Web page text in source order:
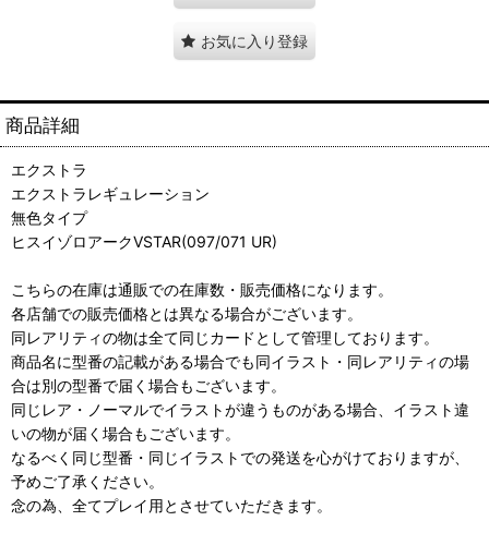
お気に入り登録
商品詳細
エクストラ
エクストラレギュレーション
無色タイプ
ヒスイゾロアークVSTAR(097/071 UR)
こちらの在庫は通販での在庫数・販売価格になります。
各店舗での販売価格とは異なる場合がございます。
同レアリティの物は全て同じカードとして管理しております。
商品名に型番の記載がある場合でも同イラスト・同レアリティの場
合は別の型番で届く場合もございます。
同じレア・ノーマルでイラストが違うものがある場合、イラスト違
いの物が届く場合もございます。
なるべく同じ型番・同じイラストでの発送を心がけておりますが、
予めご了承ください。
念の為、全てプレイ用とさせていただきます。